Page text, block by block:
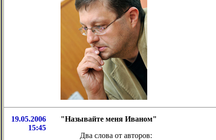
19.05.2006
15:45
"Называйте меня Иваном"
Два слова от авторов: